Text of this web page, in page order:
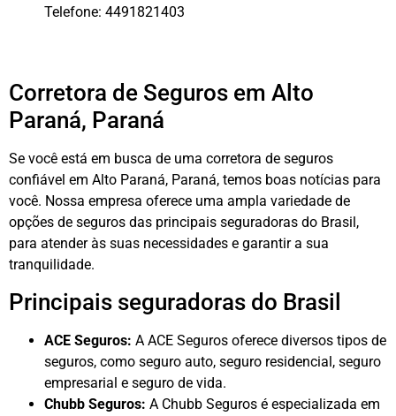
Telefone: 4491821403
Corretora de Seguros em Alto
Paraná, Paraná
Se você está em busca de uma corretora de seguros
confiável em Alto Paraná, Paraná, temos boas notícias para
você. Nossa empresa oferece uma ampla variedade de
opções de seguros das principais seguradoras do Brasil,
para atender às suas necessidades e garantir a sua
tranquilidade.
Principais seguradoras do Brasil
ACE Seguros: A ACE Seguros oferece diversos tipos de
seguros, como seguro auto, seguro residencial, seguro
empresarial e seguro de vida.
Chubb Seguros: A Chubb Seguros é especializada em